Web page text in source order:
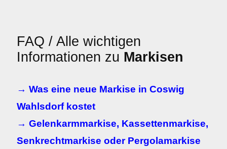
FAQ / Alle wichtigen
Informationen zu Markisen
→ Was eine neue Markise in Coswig
Wahlsdorf kostet
→ Gelenkarmmarkise, Kassettenmarkise,
Senkrechtmarkise oder Pergolamarkise